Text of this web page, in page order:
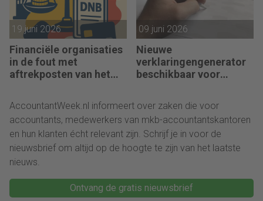
19 juni 2026
Financiële organisaties
in de fout met
aftrekposten van het
09 juni 2026
Nieuwe
verklaringengenerator
beschikbaar voor
AccountantWeek.nl informeert over zaken die voor
accountants, medewerkers van mkb-accountantskantoren
en hun klanten écht relevant zijn. Schrijf je in voor de
nieuwsbrief om altijd op de hoogte te zijn van het laatste
nieuws.
Ontvang de gratis nieuwsbrief